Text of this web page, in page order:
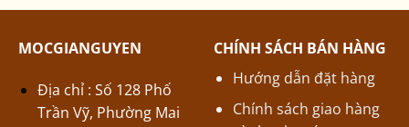
MOCGIANGUYEN
Địa chỉ : Số 128 Phố
Trần Vỹ, Phường Mai
CHÍNH SÁCH BÁN HÀNG
Hướng dẫn đặt hàng
Chính sách giao hàng